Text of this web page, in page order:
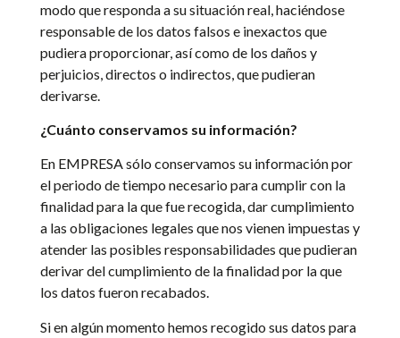
modo que responda a su situación real, haciéndose
responsable de los datos falsos e inexactos que
pudiera proporcionar, así como de los daños y
perjuicios, directos o indirectos, que pudieran
derivarse.
¿Cuánto conservamos su información?
En EMPRESA sólo conservamos su informaciónpor
el periodo de tiempo necesario para cumplir con la
finalidad para la que fue recogida, dar cumplimiento
a las obligaciones legales que nos vienen impuestas y
atender las posibles responsabilidades que pudieran
derivar del cumplimiento de la finalidad por la que
los datos fueron recabados.
Si en algún momento hemos recogido sus datos para